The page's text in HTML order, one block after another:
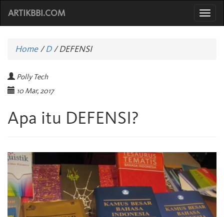
ARTIKBBI.COM
Home/D /DEFENSI
Polly Tech
10 Mar, 2017
Apa itu DEFENSI?